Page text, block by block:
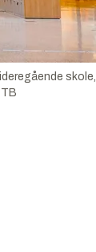
skole,